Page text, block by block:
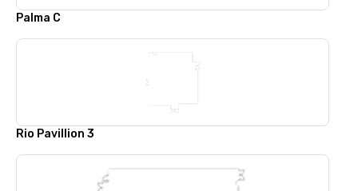
Palma C
Rio Pavillion 3